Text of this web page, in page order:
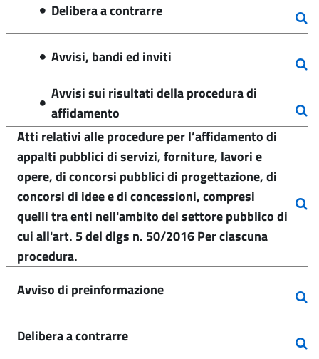
Delibera a contrarre
Avvisi, bandi ed inviti
Avvisi sui risultati della procedura di
affidamento
Atti relativi alle procedure per l’affidamento di
appalti pubblici di servizi, forniture, lavori e
opere, di concorsi pubblici di progettazione, di
concorsi di idee e di concessioni, compresi
quelli tra enti nell'ambito del settore pubblico di
cui all'art. 5 del dlgs n. 50/2016 Per ciascuna
procedura.
Avviso di preinformazione
Delibera a contrarre